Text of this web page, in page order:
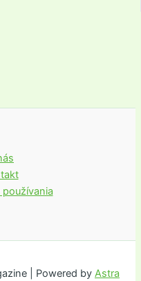
| Powered by Astra